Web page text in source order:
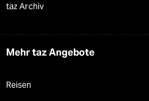
taz Archiv
Mehr taz Angebote
Reisen